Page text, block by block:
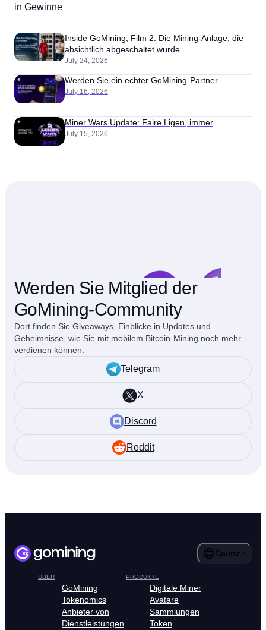
in Gewinne
July 24, 2026
Inside GoMining, Film 2: Die Mining-Anlage, die
absichtlich abgeschaltet wurde
July 16, 2026
Werden Sie ein echter GoMining-Partner
July 15, 2026
Miner Wars Update: Faire Ligen, immer
Werden Sie Mitglied der
GoMining-Community
Dort finden Sie Giveaways, Einblicke in Updates und
Geheimnisse, wie Sie mit mobilem Bitcoin-Mining noch mehr
verdienen können.
Telegram
X
Discord
Reddit
Deutsch
ÜBER
GoMining
Tokenomics
Anbieter von
Dienstleistungen
PRODUKTE
Digitale Miner
Avatare
Sammlungen
Token